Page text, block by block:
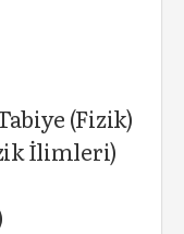
(Fizik)
İlimleri)